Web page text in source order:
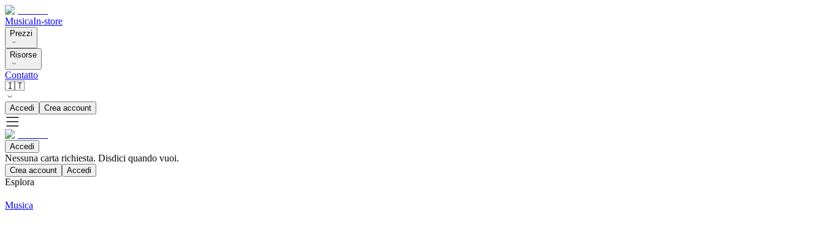
MusicaIn-store
Prezzi
Risorse
Contatto
🇮🇹
Accedi Crea account
Accedi
Nessuna carta richiesta. Disdici quando vuoi.
Crea account Accedi
Esplora
Musica